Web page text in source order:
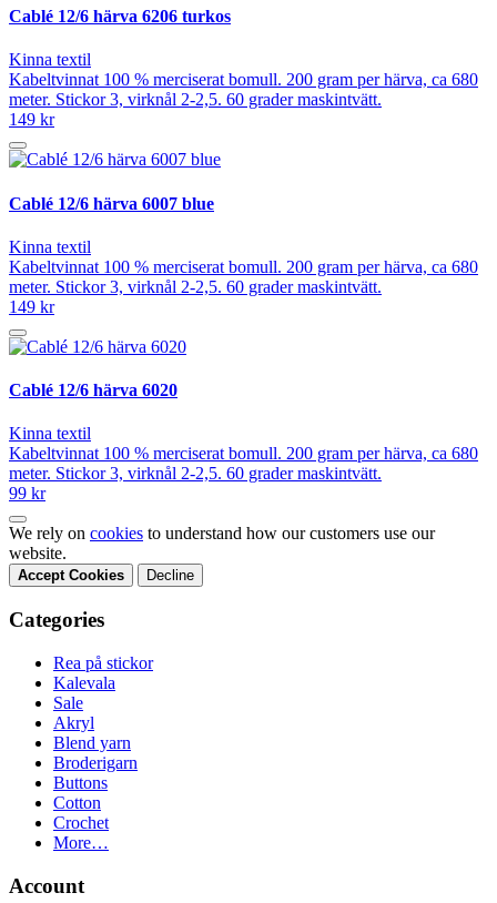
Cablé 12/6 härva 6206 turkos
Kinna textil
Kabeltvinnat 100 % merciserat bomull. 200 gram per härva, ca 680
meter. Stickor 3, virknål 2-2,5. 60 grader maskintvätt.
149 kr
Cablé 12/6 härva 6007 blue
Kinna textil
Kabeltvinnat 100 % merciserat bomull. 200 gram per härva, ca 680
meter. Stickor 3, virknål 2-2,5. 60 grader maskintvätt.
149 kr
Cablé 12/6 härva 6020
Kinna textil
Kabeltvinnat 100 % merciserat bomull. 200 gram per härva, ca 680
meter. Stickor 3, virknål 2-2,5. 60 grader maskintvätt.
99 kr
We rely on cookies to understand how our customers use our
website.
Accept Cookies Decline
Categories
Rea på stickor
Kalevala
Sale
Akryl
Blend yarn
Broderigarn
Buttons
Cotton
Crochet
More…
Account